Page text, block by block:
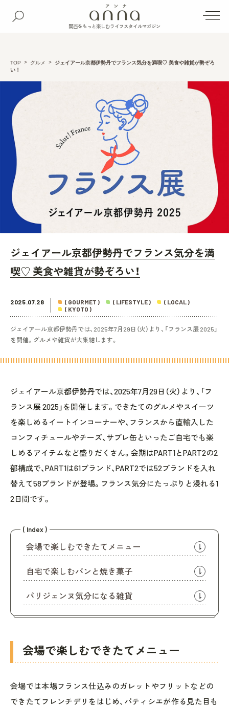
関西をもっと楽しむライフスタイルマガジン
TOP グルメ
ジェイアール京都伊勢丹でフランス気分を満喫♡ 美食や雑貨が勢ぞろ
い！
ジェイアール京都伊勢丹でフランス気分を満
喫♡ 美食や雑貨が勢ぞろい！
2025.07.28 ( GOURMET ) ( LIFESTYLE )
( LOCAL )
( KYOTO )
ジェイアール京都伊勢丹では、2025年7月29日（火）より、「フランス展 2025」
を開催。グルメや雑貨が大集結します。
ジェイアール京都伊勢丹では、2025年7月29日（火）より、「フ
ランス展 2025」を開催します。できたてのグルメやスイーツ
を楽しめるイートインコーナーや、フランスから直輸入した
コンフィチュールやチーズ、サブレ缶といったご自宅でも楽
しめるアイテムなど盛りだくさん。会期はPART1とPART2の2
部構成で、PART1は61ブランド、PART2では52ブランドを入れ
替えて58ブランドが登場。フランス気分にたっぷりと浸れる1
2日間です。
( Index )
会場で楽しむできたてメニュー
自宅で楽しむパンと焼き菓子
パリジェンヌ気分になる雑貨
会場で楽しむできたてメニュー
会場では本場フランス仕込みのガレットやフリットなどの
できたてフレンチデリをはじめ、パティシエが作る見た目も